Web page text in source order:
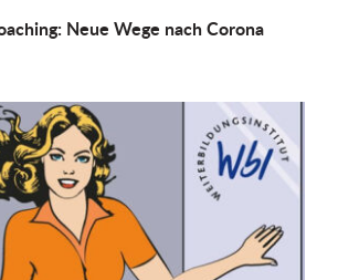
Neue Wege nach Corona